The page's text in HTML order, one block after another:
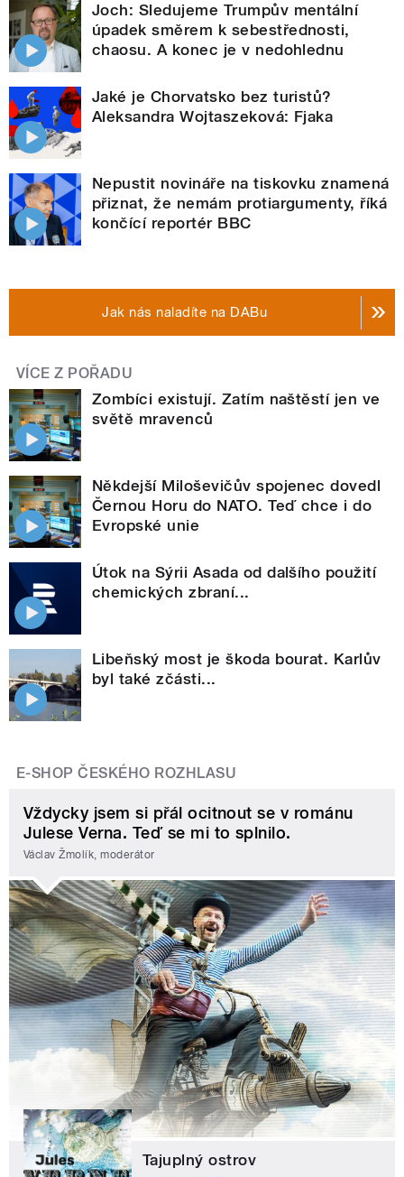
Joch: Sledujeme Trumpův mentální
úpadek směrem k sebestřednosti,
chaosu. A konec je v nedohlednu
Jaké je Chorvatsko bez turistů?
Aleksandra Wojtaszeková: Fjaka
Nepustit novináře na tiskovku znamená
přiznat, že nemám protiargumenty, říká
končící reportér BBC
Jak nás naladíte na DABu
VÍCE Z POŘADU
Zombíci existují. Zatím naštěstí jen ve
světě mravenců
Někdejší Miloševičův spojenec dovedl
Černou Horu do NATO. Teď chce i do
Evropské unie
Útok na Sýrii Asada od dalšího použití
chemických zbraní...
Libeňský most je škoda bourat. Karlův
byl také zčásti...
E-SHOP ČESKÉHO ROZHLASU
Vždycky jsem si přál ocitnout se v románu
Julese Verna. Teď se mi to splnilo.
Václav Žmolík, moderátor
Tajuplný ostrov